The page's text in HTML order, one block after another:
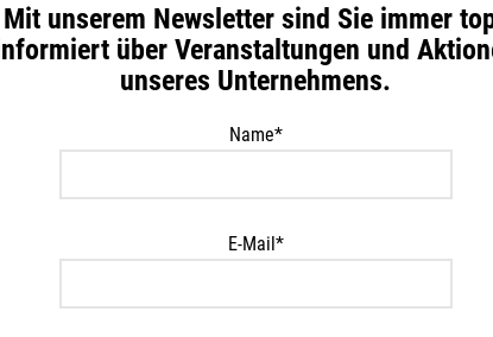
Thermo Kiefer gebürstet 26x140x4200mm
zzgl.Versandkosten
Mit unserem Newsletter sind Sie immer
über Veranstaltungen und
unseres Unternehmens.
Name*
E-Mail*